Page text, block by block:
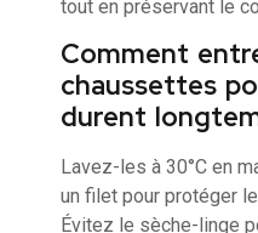
tout en préservant le
Comment
chaussettes
durent
Lavez-les à 30°C en
un filet pour protéger
Évitez le sèche-linge